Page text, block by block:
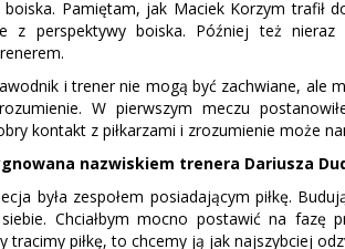
Pamiętam, jak Maciek Korzym trafił
z perspektywy boiska. Później też
i trener nie mogą być zachwiane, ale
W pierwszym meczu
kontakt z piłkarzami i zrozumienie może
nazwiskiem trenera Dariusza
była zespołem posiadającym piłkę.
Chciałbym mocno postawić na
tracimy piłkę, to chcemy ją jak najszybciej